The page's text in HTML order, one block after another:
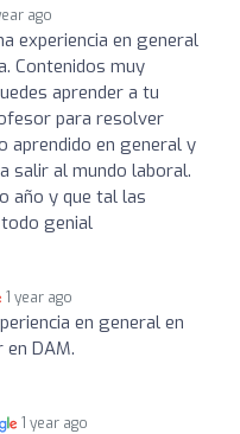
ago
experiencia en general
Contenidos muy
aprender a tu
para resolver
aprendido en general y
salir al mundo laboral.
año y que tal las
genial
1 year ago
en general en
DAM.
1 year ago